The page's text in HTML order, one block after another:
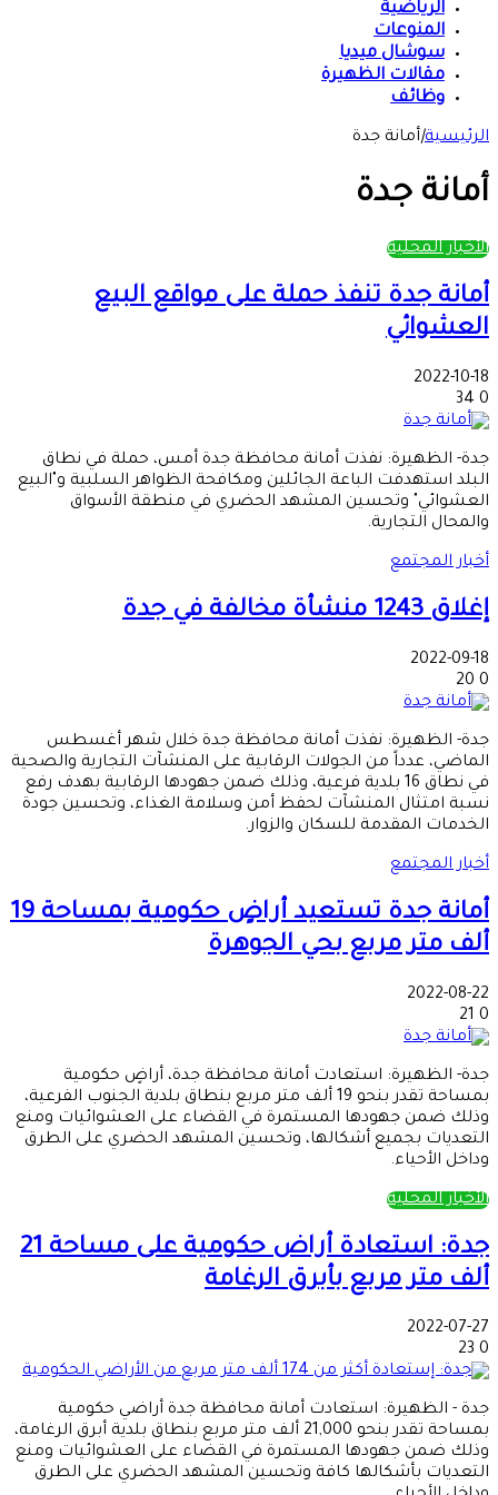
الرياضية
المنوعات
سوشال ميديا
مقالات الظهيرة
وظائف
الرئيسية|أمانة جدة
أمانة جدة
الأخبار المحلية
أمانة جدة تنفذ حملة على مواقع البيع
العشوائي
2022-10-18
0
جدة- الظهيرة: نفذت أمانة محافظة جدة أمس، حملة في نطاق
البلد استهدفت الباعة الجائلين ومكافحة الظواهر السلبية و"البيع
العشوائي" وتحسين المشهد الحضري في منطقة الأسواق
والمحال التجارية.
أخبار المجتمع
إغلاق 1243 منشأة مخالفة في جدة
2022-09-18
0
جدة- الظهيرة: نفذت أمانة محافظة جدة خلال شهر أغسطس
الماضي، عدداً من الجولات الرقابية على المنشآت التجارية والصحية
في نطاق 16 بلدية فرعية، وذلك ضمن جهودها الرقابية بهدف رفع
نسبة امتثال المنشآت لحفظ أمن وسلامة الغذاء، وتحسين جودة
الخدمات المقدمة للسكان والزوار.
أخبار المجتمع
أمانة جدة تستعيد أراضٍ حكومية بمساحة 19
ألف متر مربع بحي الجوهرة
2022-08-22
0
جدة- الظهيرة: استعادت أمانة محافظة جدة، أراضٍ حكومية
بمساحة تقدر بنحو 19 ألف متر مربع بنطاق بلدية الجنوب الفرعية،
وذلك ضمن جهودها المستمرة في القضاء على العشوائيات ومنع
التعديات بجميع أشكالها، وتحسين المشهد الحضري على الطرق
وداخل الأحياء.
الأخبار المحلية
جدة: استعادة أراض حكومية على مساحة 21
ألف متر مربع بأبرق الرغامة
2022-07-27
0
جدة - الظهيرة: استعادت أمانة محافظة جدة أراضي حكومية
بمساحة تقدر بنحو 21,000 ألف متر مربع بنطاق بلدية أبرق الرغامة،
وذلك ضمن جهودها المستمرة في القضاء على العشوائيات ومنع
التعديات بأشكالها كافة وتحسين المشهد الحضري على الطرق